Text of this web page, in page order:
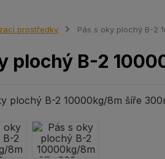
prostředky Pás s oky plochý B-2
plochý B-2